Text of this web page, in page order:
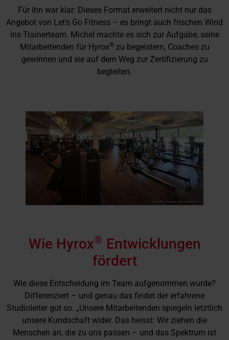
Für ihn war klar: Dieses Format erweitert nicht nur das
Angebot von Let’s Go Fitness – es bringt auch frischen Wind
ins Trainerteam. Michel machte es sich zur Aufgabe, seine
Mitarbeitenden für Hyrox®zu begeistern, Coaches zu
gewinnen und sie auf dem Weg zur Zertifizierung zu
begleiten.
Wie Hyrox® Entwicklungen
fördert
Wie diese Entscheidung im Team aufgenommen wurde?
Differenziert – und genau das findet der erfahrene
Studioleiter gut so. „Unsere Mitarbeitenden spiegeln letztlich
unsere Kundschaft wider. Das heisst: Wir ziehen die
Menschen an, die zu uns passen – und das Spektrum ist